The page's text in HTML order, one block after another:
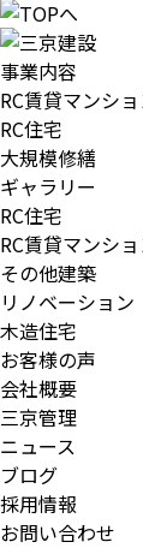
事業内容
RC賃貸マンシ
RC住宅
大規模修繕
ギャラリー
RC住宅
RC賃貸マンシ
その他建築
リノベーション
木造住宅
お客様の声
会社概要
三京管理
ニュース
ブログ
採用情報
お問い合わせ